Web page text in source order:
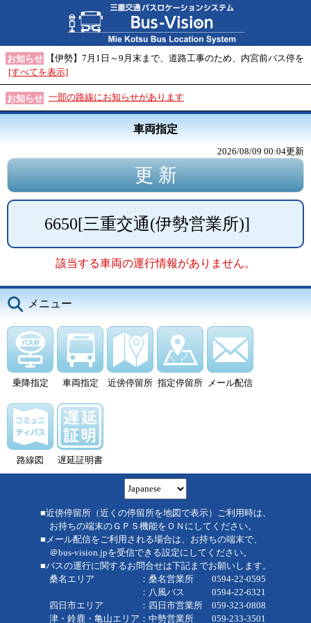
お知らせ
【伊勢】7月1日～9月末まで、道路工事のため、内宮前バス停を
[すべてを表示]
お知らせ 一部の路線にお知らせがあります
車両指定
2026/08/09 00:04更新
6650[三重交通(伊勢営業所)]
該当する車両の運行情報がありません。
メニュー
乗降指定 車両指定 近傍停留所 指定停留所 メール配信
路線図 遅延証明書
■近傍停留所（近くの停留所を地図で表示）ご利用時は、
お持ちの端末のＧＰＳ機能をＯＮにしてください。
■メール配信をご利用される場合は、お持ちの端末で、
＠bus-vision.jpを受信できる設定にしてください。
■バスの運行に関するお問合せは下記までお願いします。
桑名エリア ：桑名営業所 0594-22-0595
：八風バス 0594-22-6321
四日市エリア ：四日市営業所 059-323-0808
津・鈴鹿・亀山エリア：中勢営業所 059-233-3501